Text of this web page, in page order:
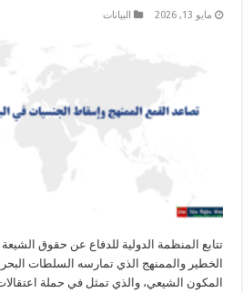
مايو 13, 2026 البیانات
تتابع المنظمة الدولية للدفاع عن حقوق الشيعة
الخطير والممنهج الذي تمارسه السلطات
المكون الشيعي، والذي تمثل في حملة